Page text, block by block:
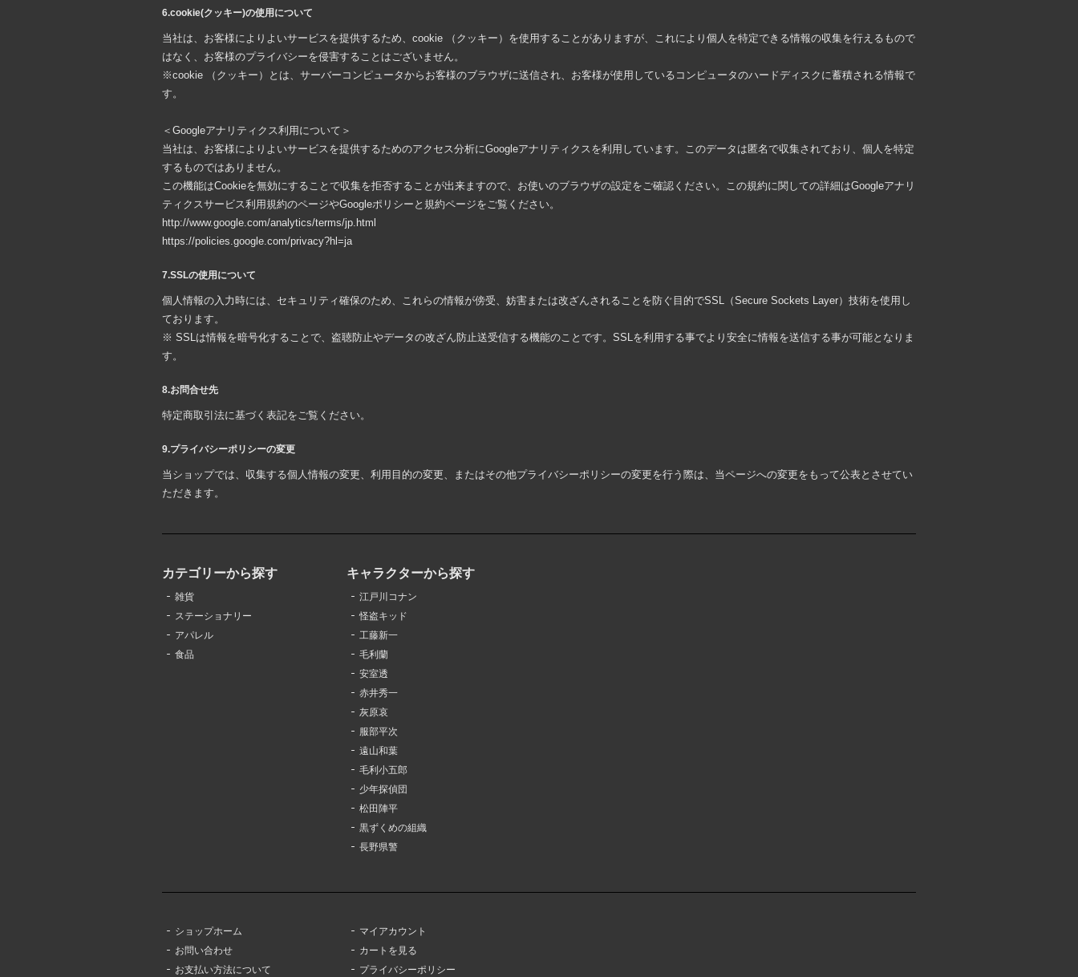
6.cookie(クッキー)の使用について
当社は、お客様によりよいサービスを提供するため、cookie （クッキー）を使用することがありますが、これにより個人を特定できる情報の収集を行えるもので
はなく、お客様のプライバシーを侵害することはございません。
※cookie （クッキー）とは、サーバーコンピュータからお客様のブラウザに送信され、お客様が使用しているコンピュータのハードディスクに蓄積される情報で
す。
＜Googleアナリティクス利用について＞
当社は、お客様によりよいサービスを提供するためのアクセス分析にGoogleアナリティクスを利用しています。このデータは匿名で収集されており、個人を特定
するものではありません。
この機能はCookieを無効にすることで収集を拒否することが出来ますので、お使いのブラウザの設定をご確認ください。この規約に関しての詳細はGoogleアナリ
ティクスサービス利用規約のページやGoogleポリシーと規約ページをご覧ください。
http://www.google.com/analytics/terms/jp.html
https://policies.google.com/privacy?hl=ja
7.SSLの使用について
個人情報の入力時には、セキュリティ確保のため、これらの情報が傍受、妨害または改ざんされることを防ぐ目的でSSL（Secure Sockets Layer）技術を使用し
ております。
※ SSLは情報を暗号化することで、盗聴防止やデータの改ざん防止送受信する機能のことです。SSLを利用する事でより安全に情報を送信する事が可能となりま
す。
8.お問合せ先
特定商取引法に基づく表記をご覧ください。
9.プライバシーポリシーの変更
当ショップでは、収集する個人情報の変更、利用目的の変更、またはその他プライバシーポリシーの変更を行う際は、当ページへの変更をもって公表とさせてい
ただきます。
カテゴリーから探す
雑貨
ステーショナリー
アパレル
食品
キャラクターから探す
江戸川コナン
怪盗キッド
工藤新一
毛利蘭
安室透
赤井秀一
灰原哀
服部平次
遠山和葉
毛利小五郎
少年探偵団
松田陣平
黒ずくめの組織
長野県警
ショップホーム
お問い合わせ
お支払い方法について
マイアカウント
カートを見る
プライバシーポリシー